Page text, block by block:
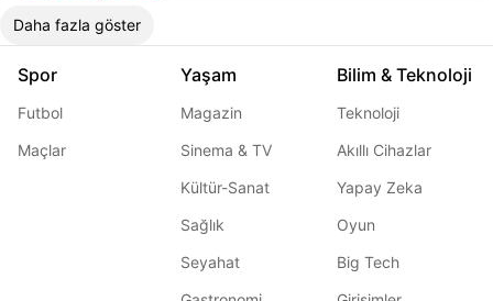
Daha fazla göster
Spor
Futbol
Maçlar
Yaşam
Magazin
Sinema & TV
Kültür-Sanat
Sağlık
Seyahat
Bilim & Teknoloji
Teknoloji
Akıllı Cihazlar
Yapay Zeka
Oyun
Big Tech